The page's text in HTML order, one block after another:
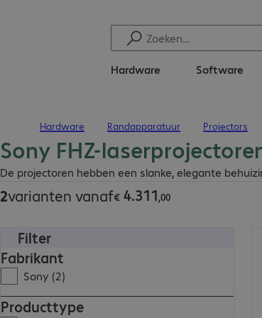
Hardware Software
Hardware Randapparatuur Projectors
Sony FHZ-
De projectoren hebben een slanke, elegante
2varianten vanaf€ 4.311,00
€ 4.311,00
Filter
Fabrikant
Sony (2)
Producttype